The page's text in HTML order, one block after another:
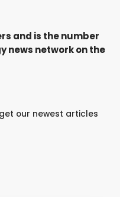
and is the number
news network on the
our newest articles